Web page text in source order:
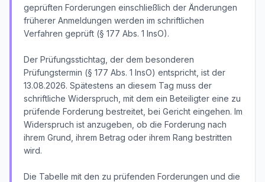
geprüften Forderungen einschließlich der Änderungen
früherer Anmeldungen werden im schriftlichen
Verfahren geprüft (§ 177 Abs. 1 InsO).
Der Prüfungsstichtag, der dem besonderen
Prüfungstermin (§ 177 Abs. 1 InsO) entspricht, ist der
13.08.2026. Spätestens an diesem Tag muss der
schriftliche Widerspruch, mit dem ein Beteiligter eine zu
prüfende Forderung bestreitet, bei Gericht eingehen. Im
Widerspruch ist anzugeben, ob die Forderung nach
ihrem Grund, ihrem Betrag oder ihrem Rang bestritten
wird.
Die Tabelle mit den zu prüfenden Forderungen und die